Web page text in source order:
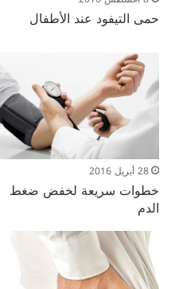
حمى التيفود عند الأطفال
28 أبريل 2016
خطوات سريعة لخفض ضغط
الدم